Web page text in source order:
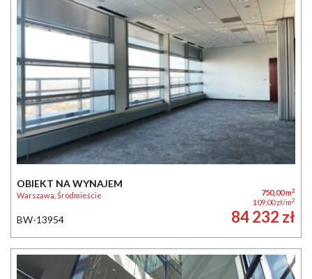
OBIEKT NA WYNAJEM
Warszawa, Śródmieście 750,00 m2
109,00 zł/m2
BW-13954 84 232 zł